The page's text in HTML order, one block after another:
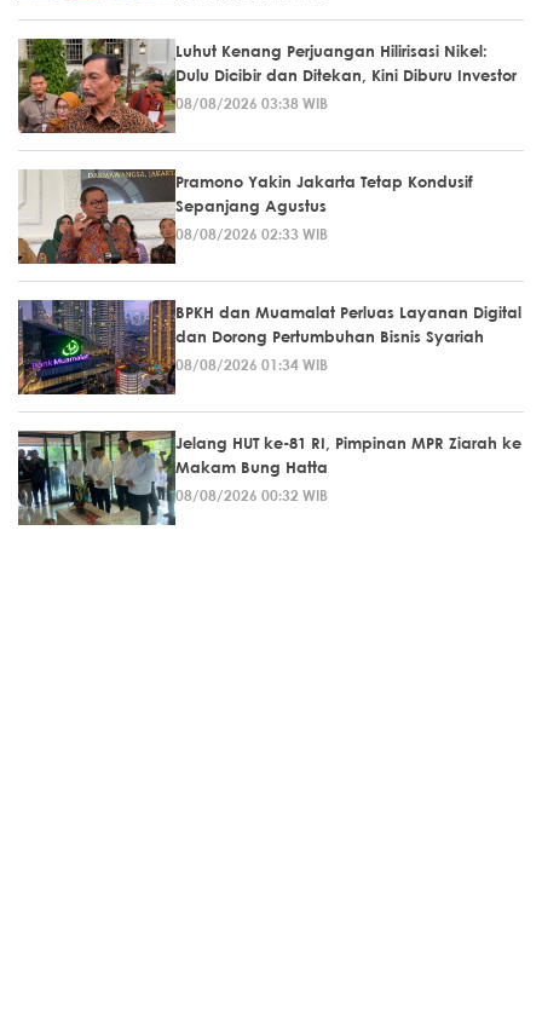
Luhut Kenang Perjuangan Hilirisasi Nikel:
Dulu Dicibir dan Ditekan, Kini Diburu Investor
08/08/2026 03:38 WIB
Pramono Yakin Jakarta Tetap Kondusif
Sepanjang Agustus
08/08/2026 02:33 WIB
BPKH dan Muamalat Perluas Layanan Digital
dan Dorong Pertumbuhan Bisnis Syariah
08/08/2026 01:34 WIB
Jelang HUT ke-81 RI, Pimpinan MPR Ziarah ke
Makam Bung Hatta
08/08/2026 00:32 WIB